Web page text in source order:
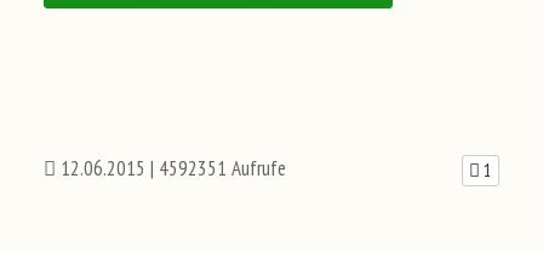
12.06.2015 | 4592351 Aufrufe 1